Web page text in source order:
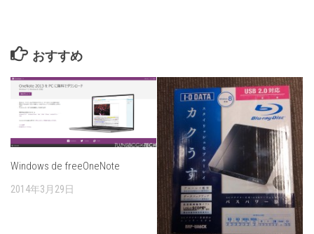
おすすめ
Windows de freeOneNote
2014年3月29日